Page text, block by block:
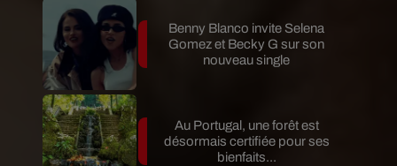
Benny Blanco invite Selena
Gomez et Becky G sur son
nouveau single
Au Portugal, une forêt est
désormais certifiée pour ses
bienfaits...